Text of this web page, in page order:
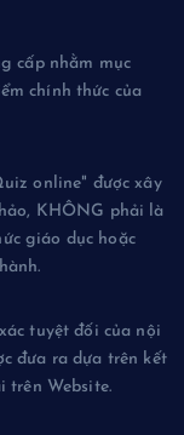
cấp nhằm mục
chính thức của
online" được xây
KHÔNG phải là
giáo dục hoặc
tuyệt đối của nội
đưa ra dựa trên kết
trên Website.